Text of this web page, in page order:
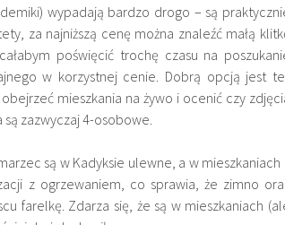
wypadają bardzo drogo – są
za najniższą cenę można znaleźć małą
poświęcić trochę czasu na
w korzystnej cenie. Dobrą opcją jest
mieszkania na żywo i ocenić czy
zazwyczaj 4-osobowe.
są w Kadyksie ulewne, a w mieszkaniach
z ogrzewaniem, co sprawia, że zimno
farelkę. Zdarza się, że są w mieszkaniach